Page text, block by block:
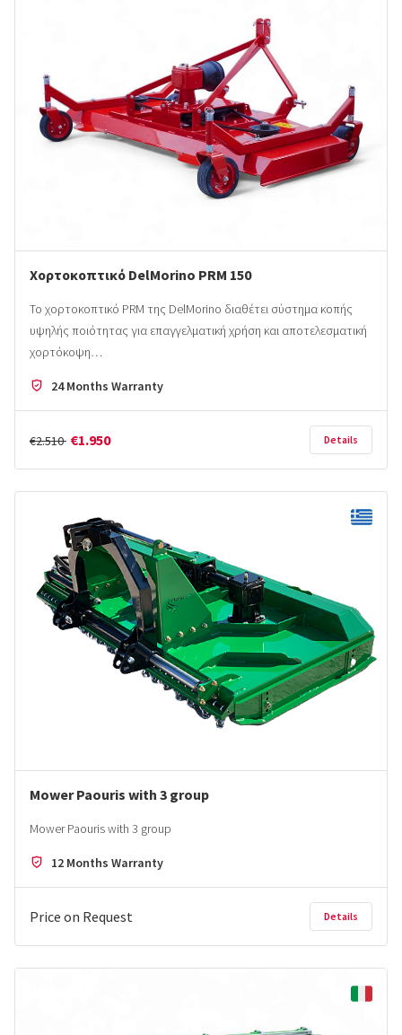
Χορτοκοπτικό DelMorino PRM 150
Το χορτοκοπτικό PRM της DelMorino διαθέτει σύστημα κοπής
υψηλής ποιότητας για επαγγελματική χρήση και αποτελεσματική
χορτόκοψη…
24 Months Warranty
€2.510 €1.950 Details
Mower Paouris with 3 group
Mower Paouris with 3 group
12 Months Warranty
Price on Request Details